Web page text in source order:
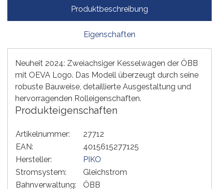
Produktbeschreibung
Eigenschaften
Neuheit 2024: Zweiachsiger Kesselwagen der ÖBB
mit OEVA Logo. Das Modell überzeugt durch seine
robuste Bauweise, detaillierte Ausgestaltung und
hervorragenden Rolleigenschaften.
Produkteigenschaften
Artikelnummer:
27712
EAN:
4015615277125
Hersteller:
PIKO
Stromsystem:
Gleichstrom
Bahnverwaltung:
ÖBB